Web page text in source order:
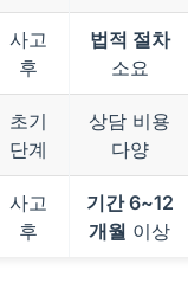
사고
후
법적 절차
소요
초기
단계
상담 비용
다양
사고
후
기간 6~12
개월 이상